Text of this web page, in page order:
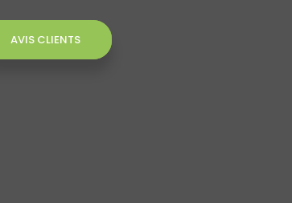
AVIS CLIENTS